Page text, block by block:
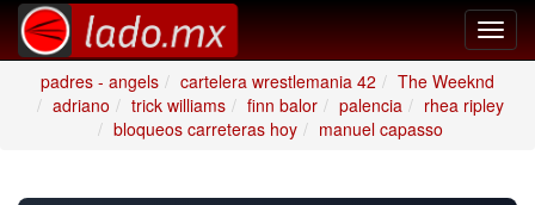
padres - angels
cartelera wrestlemania 42
The Weeknd
adriano
trick williams finn balor palencia
rhea ripley
bloqueos carreteras hoy
manuel capasso